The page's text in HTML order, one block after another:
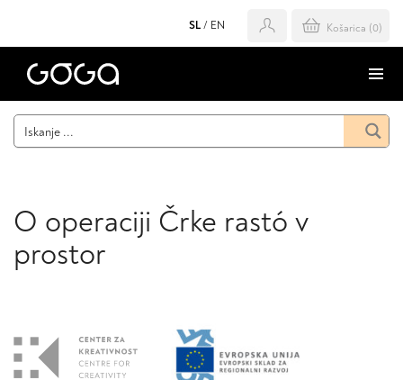
SL / EN Košarica (0)
O operaciji Črke rastó v
prostor